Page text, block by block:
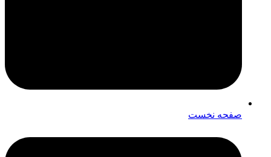
صفحه نخست